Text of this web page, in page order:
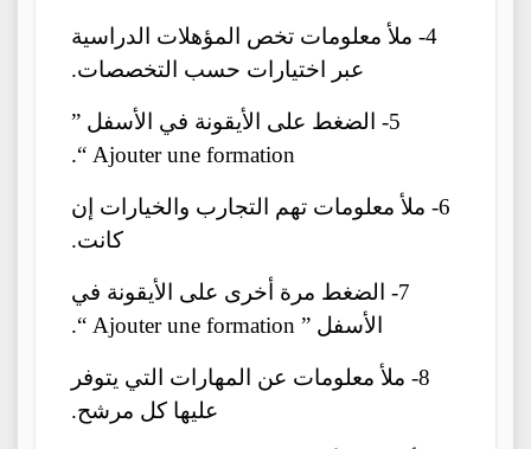
4- ملأ معلومات تخص المؤهلات الدراسية
عبر اختيارات حسب التخصصات.
5- الضغط على الأيقونة في الأسفل ”
Ajouter une formation “.
6- ملأ معلومات تهم التجارب والخيارات إن
كانت.
7- الضغط مرة أخرى على الأيقونة في
الأسفل ” Ajouter une formation “.
8- ملأ معلومات عن المهارات التي يتوفر
عليها كل مرشح.